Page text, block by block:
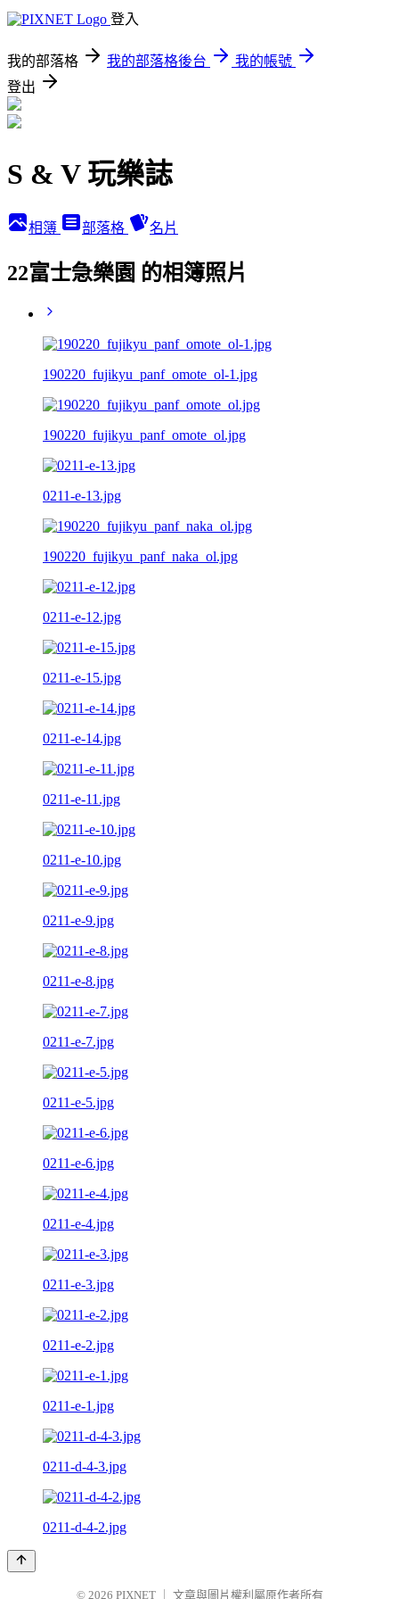
登入
我的部落格 我的部落格後台
我的帳號
登出
S & V 玩樂誌
相簿 部落格 名片
22富士急樂園 的相簿照片
190220_fujikyu_panf_omote_ol-1.jpg
190220_fujikyu_panf_omote_ol.jpg
0211-e-13.jpg
190220_fujikyu_panf_naka_ol.jpg
0211-e-12.jpg
0211-e-15.jpg
0211-e-14.jpg
0211-e-11.jpg
0211-e-10.jpg
0211-e-9.jpg
0211-e-8.jpg
0211-e-7.jpg
0211-e-5.jpg
0211-e-6.jpg
0211-e-4.jpg
0211-e-3.jpg
0211-e-2.jpg
0211-e-1.jpg
0211-d-4-3.jpg
0211-d-4-2.jpg
© 2026 PIXNET 文章與圖片權利屬原作者所有